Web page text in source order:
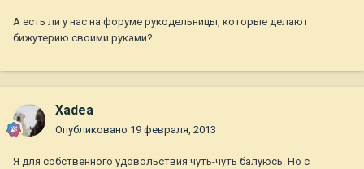
А есть ли у нас на форуме рукодельницы, которые делают
бижутерию своими руками?
Xadea
Опубликовано 19 февраля, 2013
Я для собственного удовольствия чуть-чуть балуюсь. Но с